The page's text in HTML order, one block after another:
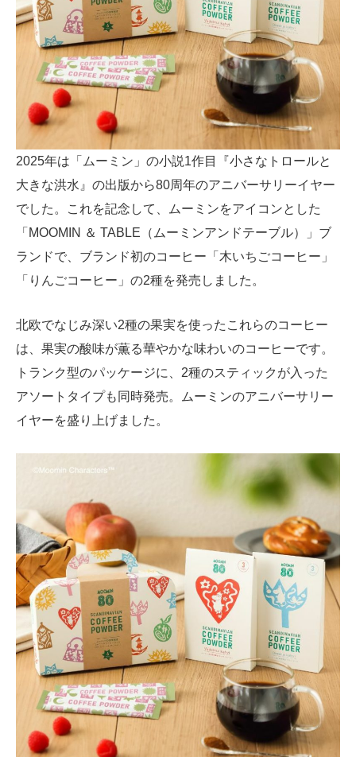
2025年は「ムーミン」の小説1作目『小さなトロールと
大きな洪水』の出版から80周年のアニバーサリーイヤー
でした。これを記念して、ムーミンをアイコンとした
「MOOMIN ＆ TABLE（ムーミンアンドテーブル）」ブ
ランドで、ブランド初のコーヒー「木いちごコーヒー」
「りんごコーヒー」の2種を発売しました。
北欧でなじみ深い2種の果実を使ったこれらのコーヒー
は、果実の酸味が薫る華やかな味わいのコーヒーです。
トランク型のパッケージに、2種のスティックが入った
アソートタイプも同時発売。ムーミンのアニバーサリー
イヤーを盛り上げました。